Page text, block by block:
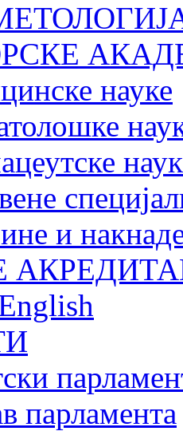
науке
и
парламента